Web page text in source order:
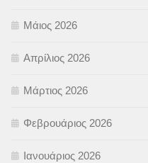
Μάιος 2026
Απρίλιος 2026
Μάρτιος 2026
Φεβρουάριος 2026
Ιανουάριος 2026